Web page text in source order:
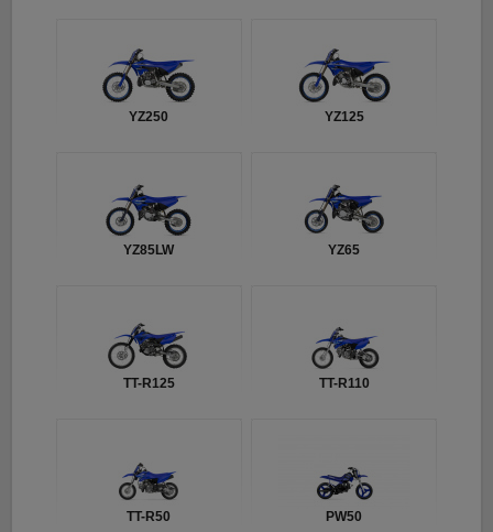
YZ250 YZ125
YZ85LW YZ65
TT-R125 TT-R110
TT-R50 PW50